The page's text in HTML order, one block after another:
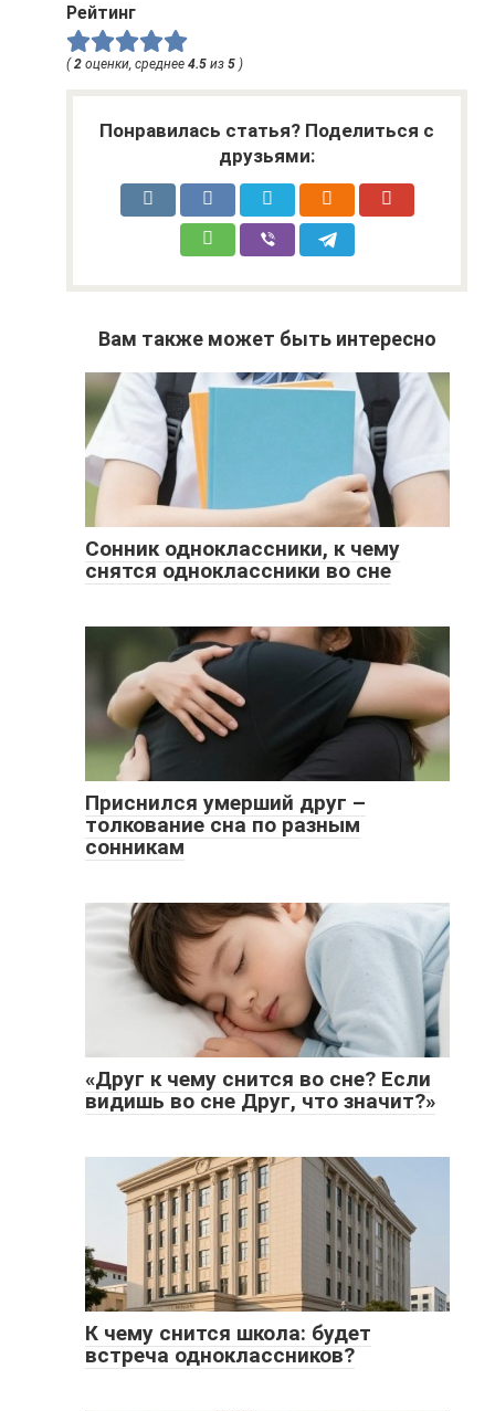
Рейтинг
( 2 оценки, среднее 4.5 из 5 )
Понравилась статья? Поделиться с
друзьями:
Вам также может быть интересно
Сонник одноклассники, к чему
снятся одноклассники во сне
Приснился умерший друг –
толкование сна по разным
сонникам
«Друг к чему снится во сне? Если
видишь во сне Друг, что значит?»
К чему снится школа: будет
встреча одноклассников?